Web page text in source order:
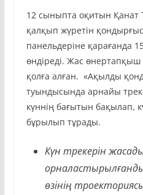
12 сыныпта оқитын Қанат
қалқып жүретін
панельдеріне қарағанда
өндіреді. Жас
қолға алған. «Ақылды
туындысында арнайы
күннің бағытын бақылап,
бұрылып тұрады.
Күн трекерін
өзінің